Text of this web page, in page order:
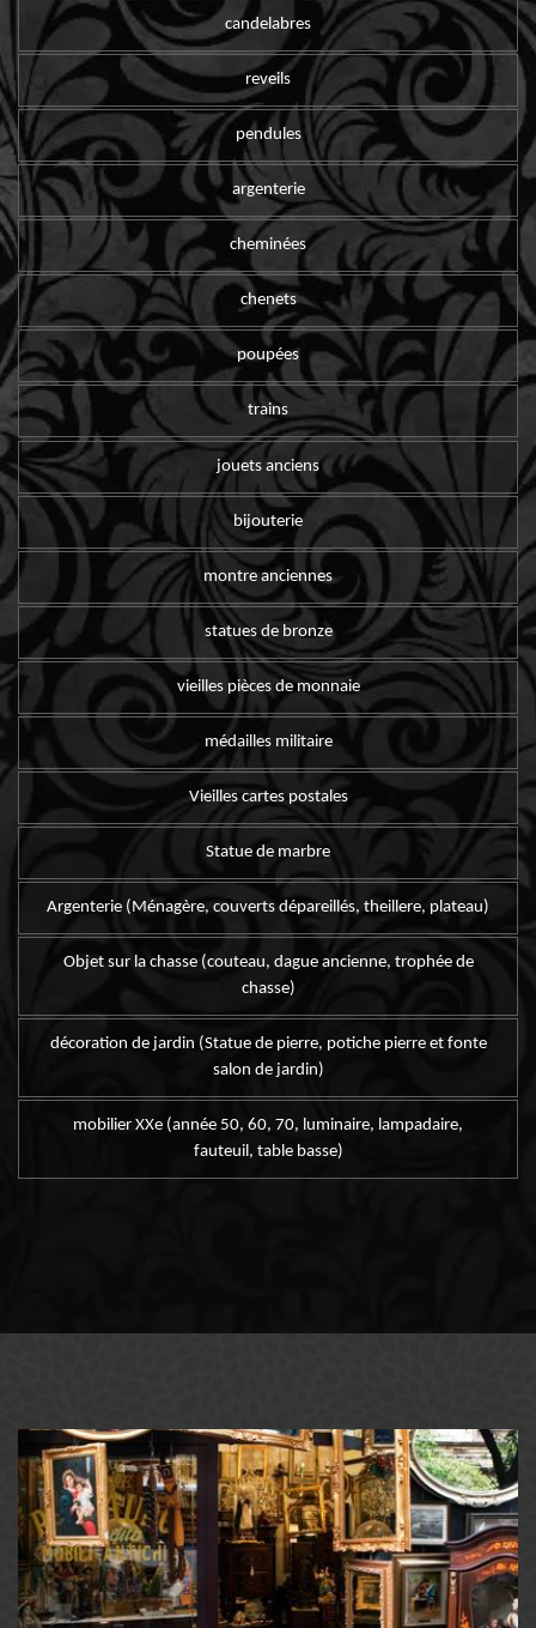
candelabres
reveils
pendules
argenterie
cheminées
chenets
poupées
trains
jouets anciens
bijouterie
montre anciennes
statues de bronze
vieilles pièces de monnaie
médailles militaire
Vieilles cartes postales
Statue de marbre
Argenterie (Ménagère, couverts dépareillés, theillere, plateau)
Objet sur la chasse (couteau, dague ancienne, trophée de
chasse)
décoration de jardin (Statue de pierre, potiche pierre et fonte
salon de jardin)
mobilier XXe (année 50, 60, 70, luminaire, lampadaire,
fauteuil, table basse)